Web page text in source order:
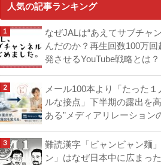
人気の記事ランキング
なぜJALは“あえてサブチャ
んだのか？再生回数100万回
発させるYouTube戦略とは？
メール100本より「たった１
ルな接点」下半期の露出を
ある”メディアリレーション
難読漢字「ビャンビャン麺
ン」はなぜ日本中に広まっ